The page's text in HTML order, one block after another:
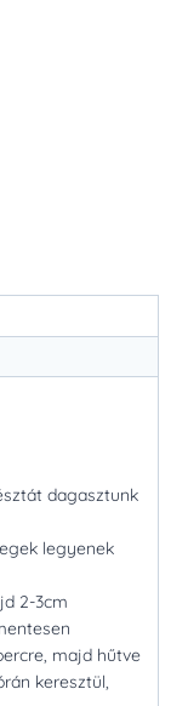
dagasztunk
legyenek
2-3cm
majd hűtve
keresztül,